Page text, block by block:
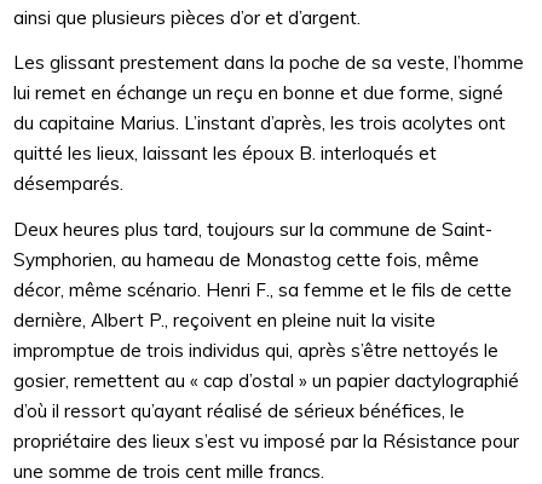
ainsi que plusieurs pièces d’or et d’argent.
Les glissant prestement dans la poche de sa veste, l’homme
lui remet en échange un reçu en bonne et due forme, signé
du capitaine Marius. L’instant d’après, les trois acolytes ont
quitté les lieux, laissant les époux B. interloqués et
désemparés.
Deux heures plus tard, toujours sur la commune de Saint-
Symphorien, au hameau de Monastog cette fois, même
décor, même scénario. Henri F., sa femme et le fils de cette
dernière, Albert P., reçoivent en pleine nuit la visite
impromptue de trois individus qui, après s’être nettoyés le
gosier, remettent au « cap d’ostal » un papier dactylographié
d’où il ressort qu’ayant réalisé de sérieux bénéfices, le
propriétaire des lieux s’est vu imposé par la Résistance pour
une somme de trois cent mille francs.